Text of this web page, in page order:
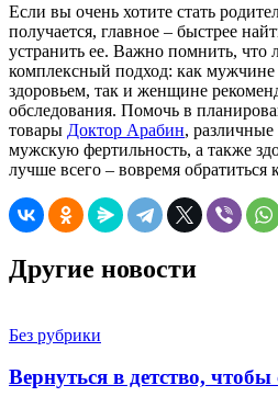
Если вы очень хотите стать
получается, главное – быстрее
устранить ее. Важно помнить, что
комплексный подход: как мужчине
здоровьем, так и женщине
обследования. Помочь в
товары Доктор Арабин,
мужскую фертильность, а также
лучше всего – вовремя обратиться
Другие новости
Без рубрики
Вернуться в детство,